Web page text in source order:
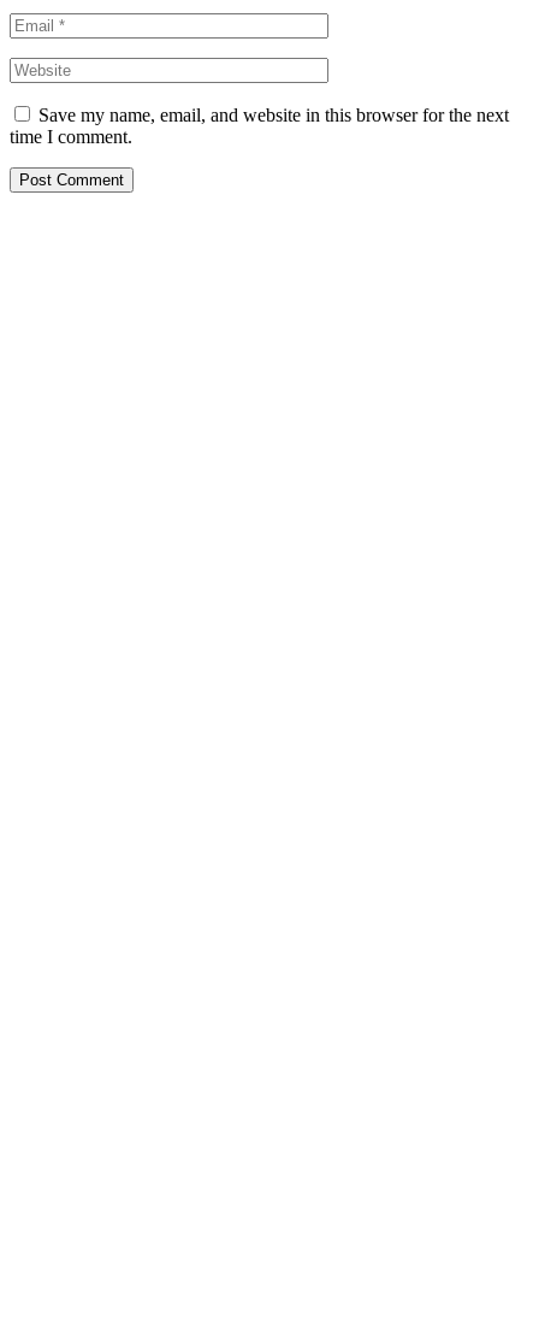
Save my name, email, and website in this browser for the next
time I comment.